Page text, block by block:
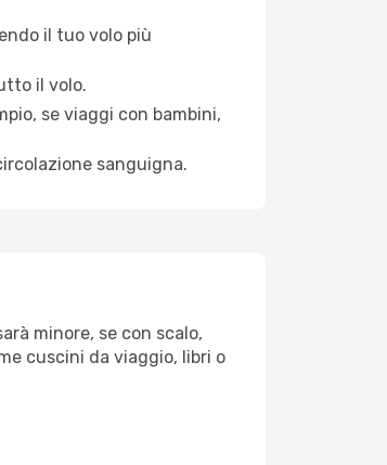
il tuo volo più
il volo.
se viaggi con bambini,
sanguigna.
minore, se con scalo,
cuscini da viaggio, libri o